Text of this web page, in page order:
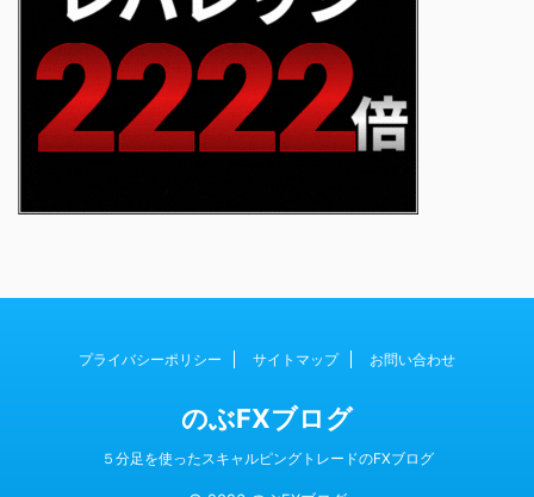
プライバシーポリシー サイトマップ お問い合わせ
のぶFXブログ
５分足を使ったスキャルピングトレードのFXブログ